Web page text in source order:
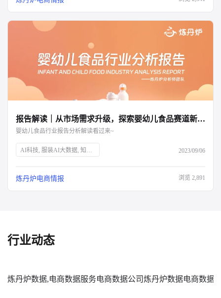
报告解读｜从市场需求升级，探索婴幼儿食品赛道新增量
婴幼儿食品行业报告分析解读看过来~
AI科技, 服装AI大数据, 知衣科技, 母婴市场, 婴幼儿食品, 育儿趋势, 二三胎政策, 效率育儿, 婴幼儿营养品, 特殊配方奶粉, 乳铁蛋白, 雀巢, 超启能恩, 水解蛋白, 市场分析, 消费升级 2023/09/06
炼丹炉电商情报 浏览 2,891
行业动态
炼丹炉数据,电商数据服务电商数据公司炼丹炉数据电商数据